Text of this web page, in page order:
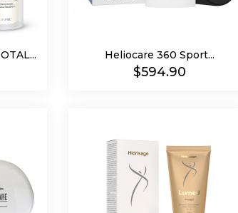
Heliocare 360 Sport...
Precio
$594.90